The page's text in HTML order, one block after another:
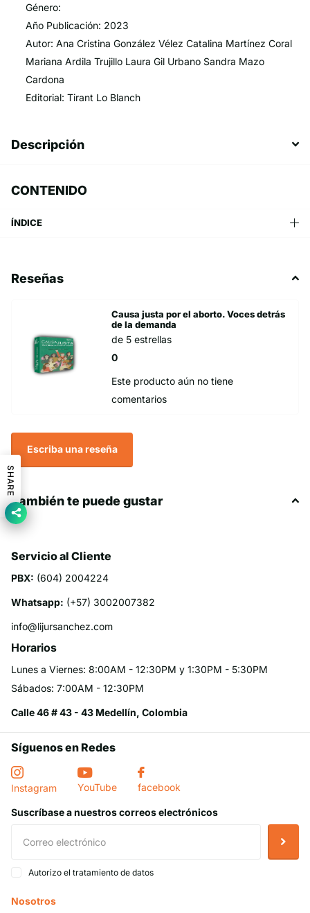
Género:
Año Publicación: 2023
Autor: Ana Cristina González Vélez Catalina Martínez Coral
Mariana Ardila Trujillo Laura Gil Urbano Sandra Mazo
Cardona
Editorial: Tirant Lo Blanch
Descripción
CONTENIDO
ÍNDICE
Reseñas
Causa justa por el aborto. Voces detrás
de la demanda
0
de 5 estrellas
Este producto aún no tiene
comentarios
Escriba una reseña
También te puede gustar
Servicio al Cliente
PBX: (604) 2004224
Whatsapp: (+57) 3002007382
info@lijursanchez.com
Horarios
Lunes a Viernes: 8:00AM - 12:30PM y 1:30PM - 5:30PM
Sábados: 7:00AM - 12:30PM
Calle 46 # 43 - 43 Medellín, Colombia
Síguenos en Redes
Instagram YouTube facebook
Suscríbase a nuestros correos electrónicos
Autorizo el tratamiento de datos
Nosotros
SHARE